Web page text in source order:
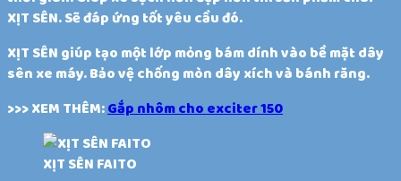
XỊT SÊN. Sẽ đáp ứng tốt yêu cầu đó.
XỊT SÊN giúp tạo một lớp mỏng bám dính vào bề mặt dây
sên xe máy. Bảo vệ chống mòn dây xích và bánh răng.
>>> XEM THÊM:Gắp nhôm cho exciter 150
XỊT SÊN FAITO